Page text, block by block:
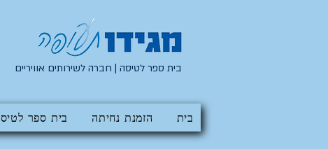
בית ספר לטיסה | חברה לשירותים אוויריים
בית הזמנת נחיתה בית ספר